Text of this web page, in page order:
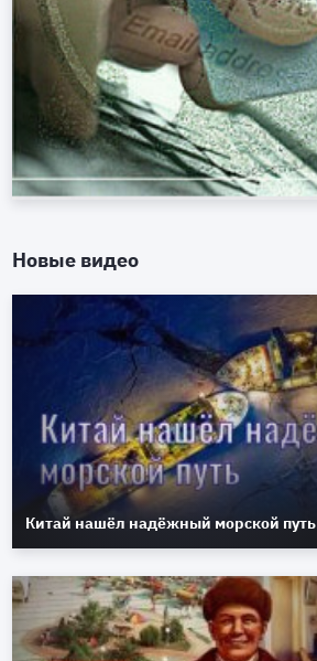
Новые видео
Китай нашёл надёжный морской путь